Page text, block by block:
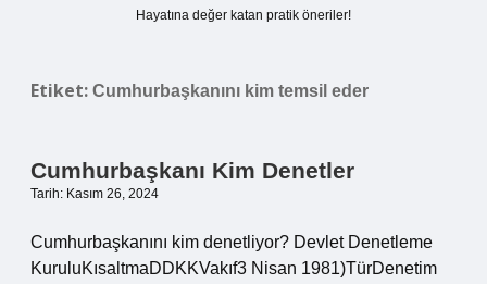
Hayatına değer katan pratik öneriler!
Etiket: Cumhurbaşkanını kim temsil eder
Cumhurbaşkanı Kim Denetler
Tarih: Kasım 26, 2024
Cumhurbaşkanını kim denetliyor? Devlet Denetleme
KuruluKısaltmaDDKKVakıf3 Nisan 1981)TürDenetim